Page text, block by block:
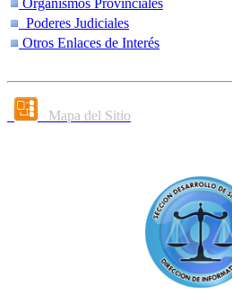
Poderes Judiciales
Otros Enlaces de Interés
Mapa del Sitio